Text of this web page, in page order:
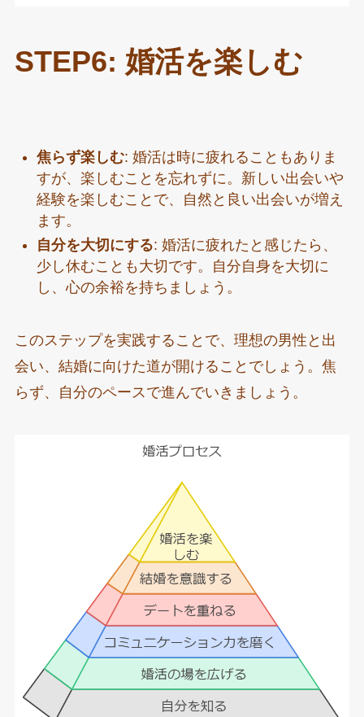
STEP6: 婚活を楽しむ
焦らず楽しむ: 婚活は時に疲れることもありま
すが、楽しむことを忘れずに。新しい出会いや
経験を楽しむことで、自然と良い出会いが増え
ます。
自分を大切にする: 婚活に疲れたと感じたら、
少し休むことも大切です。自分自身を大切に
し、心の余裕を持ちましょう。
このステップを実践することで、理想の男性と出
会い、結婚に向けた道が開けることでしょう。焦
らず、自分のペースで進んでいきましょう。